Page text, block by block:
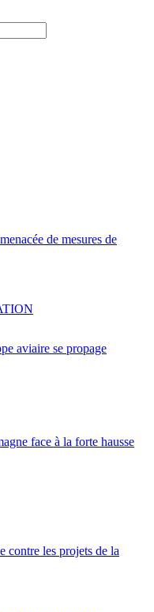
de mesures de
aviaire se propage
face à la forte hausse
contre les projets de la